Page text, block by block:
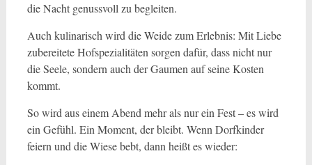
die Nacht genussvoll zu begleiten.
Auch kulinarisch wird die Weide zum Erlebnis: Mit Liebe
zubereitete Hofspezialitäten sorgen dafür, dass nicht nur
die Seele, sondern auch der Gaumen auf seine Kosten
kommt.
So wird aus einem Abend mehr als nur ein Fest – es wird
ein Gefühl. Ein Moment, der bleibt. Wenn Dorfkinder
feiern und die Wiese bebt, dann heißt es wieder: